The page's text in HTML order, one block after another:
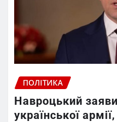
ПОЛІТИКА
Навроцький
української